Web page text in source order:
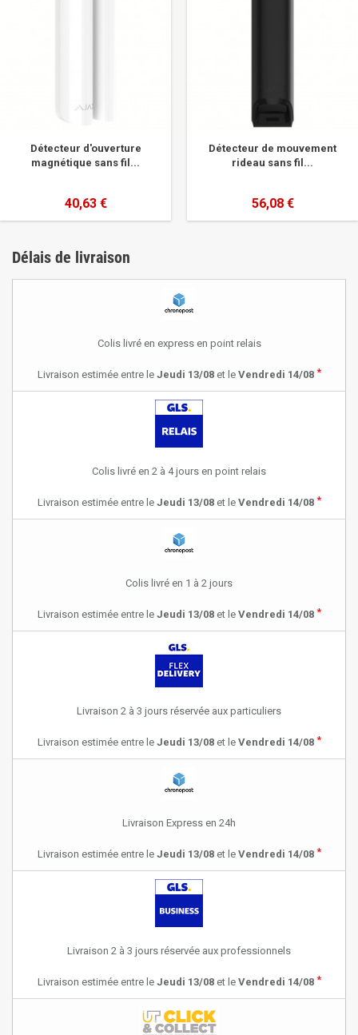
Détecteur d'ouverture
magnétique sans fil...
40,63 €
Détecteur de mouvement
rideau sans fil...
56,08 €
Délais de livraison
Colis livré en express en point relais
Livraison estimée entre le Jeudi 13/08et le Vendredi 14/08 *
Colis livré en 2 à 4 jours en point relais
Livraison estimée entre le Jeudi 13/08et le Vendredi 14/08 *
Colis livré en 1 à 2 jours
Livraison estimée entre le Jeudi 13/08et le Vendredi 14/08 *
Livraison 2 à 3 jours réservée aux particuliers
Livraison estimée entre le Jeudi 13/08et le Vendredi 14/08 *
Livraison Express en 24h
Livraison estimée entre le Jeudi 13/08et le Vendredi 14/08 *
Livraison 2 à 3 jours réservée aux professionnels
Livraison estimée entre le Jeudi 13/08et le Vendredi 14/08 *